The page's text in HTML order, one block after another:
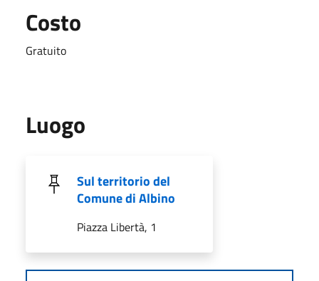
Costo
Gratuito
Luogo
Sul territorio del
Comune di Albino
Piazza Libertà, 1